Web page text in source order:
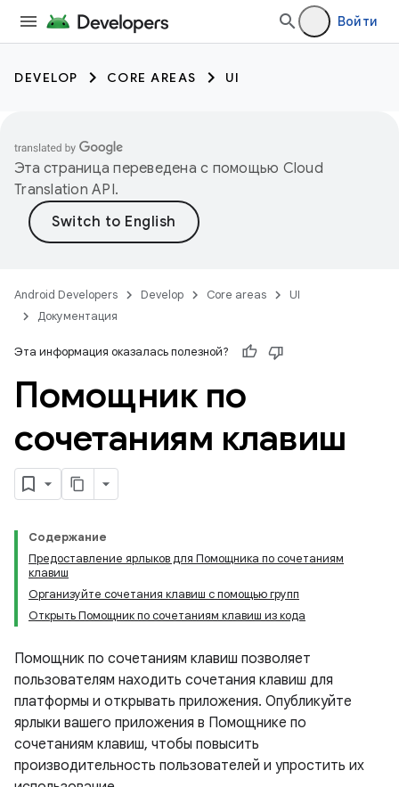
Войти
DEVELOP CORE AREAS UI
Эта страница переведена с помощью Cloud
Translation API.
Android Developers Develop Core areas
UI
Документация
Эта информация оказалась полезной?
Помощник по
сочетаниям клавиш
Содержание
Предоставление ярлыков для Помощника по сочетаниям
клавиш
Организуйте сочетания клавиш с помощью групп
Открыть Помощник по сочетаниям клавиш из кода
Помощник по сочетаниям клавиш позволяет
пользователям находить сочетания клавиш для
платформы и открывать приложения. Опубликуйте
ярлыки вашего приложения в Помощнике по
сочетаниям клавиш, чтобы повысить
производительность пользователей и упростить их